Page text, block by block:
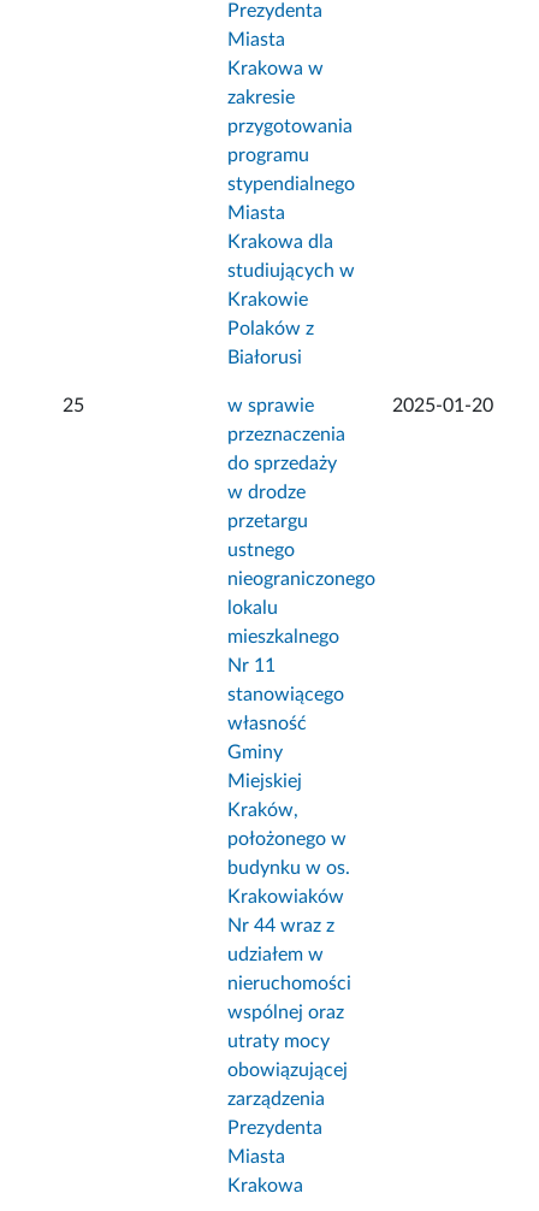
Prezydenta
Miasta
Krakowa w
zakresie
przygotowania
programu
stypendialnego
Miasta
Krakowa dla
studiujących w
Krakowie
Polaków z
Białorusi
25
w sprawie
przeznaczenia
do sprzedaży
w drodze
przetargu
ustnego
nieograniczonego
lokalu
mieszkalnego
Nr 11
stanowiącego
własność
Gminy
Miejskiej
Kraków,
położonego w
budynku w os.
Krakowiaków
Nr 44 wraz z
udziałem w
nieruchomości
wspólnej oraz
utraty mocy
obowiązującej
zarządzenia
Prezydenta
Miasta
Krakowa
2025-01-20